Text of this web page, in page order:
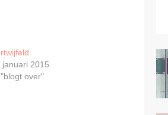
januari 2015
over"